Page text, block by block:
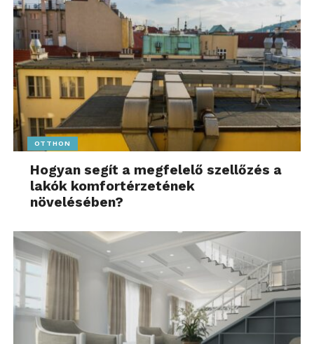
OTTHON
Hogyan segít a megfelelő szellőzés a
lakók komfortérzetének
növelésében?